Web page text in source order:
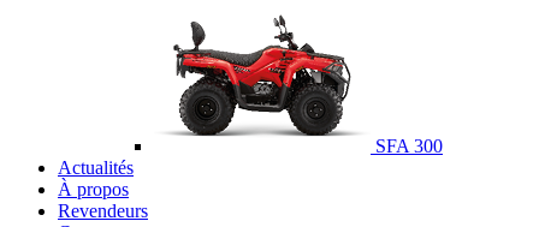
SFA 300
Actualités
À propos
Revendeurs